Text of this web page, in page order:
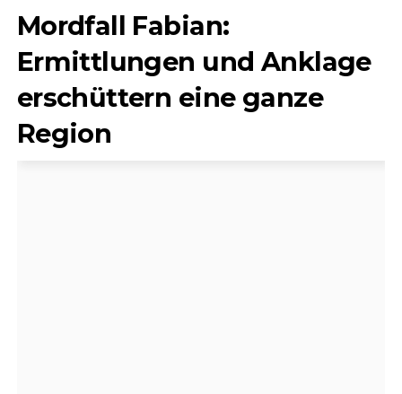
Mordfall Fabian:
Ermittlungen und Anklage
erschüttern eine ganze
Region